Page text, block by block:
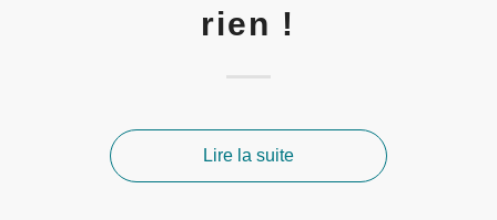
rien !
Lire la suite